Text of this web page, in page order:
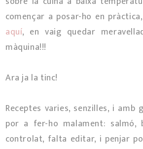
començar a posar-ho en
aquí, en vaig quedar
màquina!!!
Ara ja la tinc!
Receptes varies, senzilles, i amb
por a fer-ho malament: salmó,
controlat, falta editar, i penjar